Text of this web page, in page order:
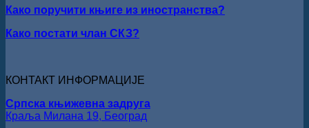
поезију
БОГОМ:
Како поручити књиге из иностранства?
Како постати члан СКЗ?
КОНТАКТ ИНФОРМАЦИЈЕ
Српска књижевна задруга
Краља Милана 19, Београд